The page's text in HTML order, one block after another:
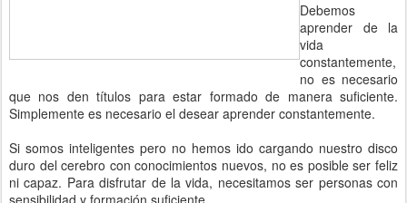
Debemos
aprender de la
vida
constantemente,
no es necesario
que nos den títulos para estar formado de manera suficiente.
Simplemente es necesario el desear aprender constantemente.
Si somos inteligentes pero no hemos ido cargando nuestro disco
duro del cerebro con conocimientos nuevos, no es posible ser feliz
ni capaz. Para disfrutar de la vida, necesitamos ser personas con
sensibilidad y formación suficiente.